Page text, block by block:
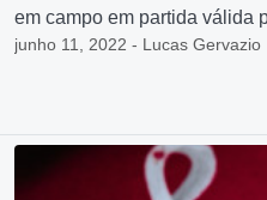
em campo em partida válida
junho 11, 2022 - Lucas Gervazio